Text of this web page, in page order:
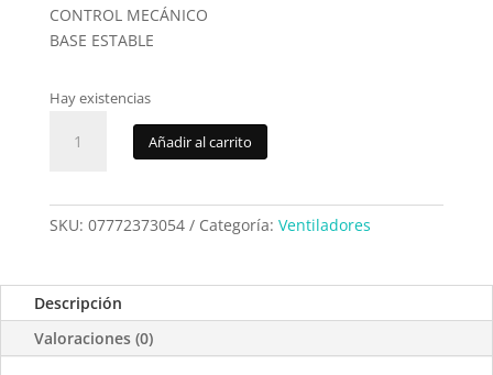
CONTROL MECÁNICO
BASE ESTABLE
Hay existencias
ElectroDH
Añadir al carrito
SKU: 07772373054 Categoría: Ventiladores
Descripción
Valoraciones (0)